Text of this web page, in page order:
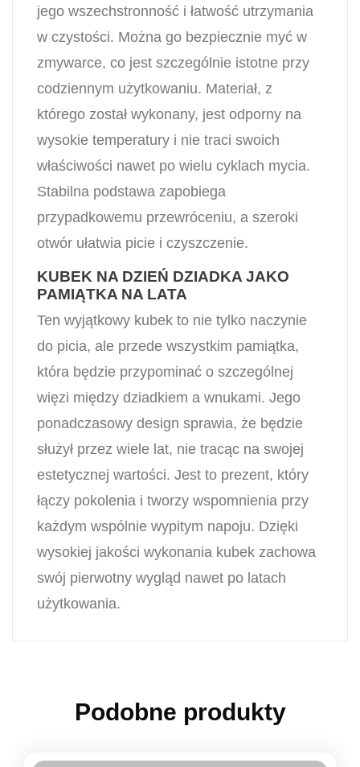
jego wszechstronność i łatwość utrzymania
w czystości. Można go bezpiecznie myć w
zmywarce, co jest szczególnie istotne przy
codziennym użytkowaniu. Materiał, z
którego został wykonany, jest odporny na
wysokie temperatury i nie traci swoich
właściwości nawet po wielu cyklach mycia.
Stabilna podstawa zapobiega
przypadkowemu przewróceniu, a szeroki
otwór ułatwia picie i czyszczenie.
KUBEK NA DZIEŃ DZIADKA JAKO
PAMIĄTKA NA LATA
Ten wyjątkowy kubek to nie tylko naczynie
do picia, ale przede wszystkim pamiątka,
która będzie przypominać o szczególnej
więzi między dziadkiem a wnukami. Jego
ponadczasowy design sprawia, że będzie
służył przez wiele lat, nie tracąc na swojej
estetycznej wartości. Jest to prezent, który
łączy pokolenia i tworzy wspomnienia przy
każdym wspólnie wypitym napoju. Dzięki
wysokiej jakości wykonania kubek zachowa
swój pierwotny wygląd nawet po latach
użytkowania.
Podobne produkty